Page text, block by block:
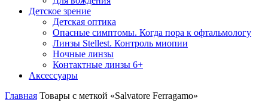
Детское зрение
Детская оптика
Опасные симптомы. Когда пора к офтальмологу
Линзы Stellest. Контроль миопии
Ночные линзы
Контактные линзы 6+
Аксессуары
Главная Товары с меткой «Salvatore Ferragamo»